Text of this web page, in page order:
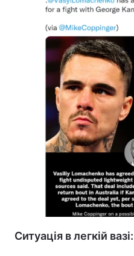
Ситуація в легкій